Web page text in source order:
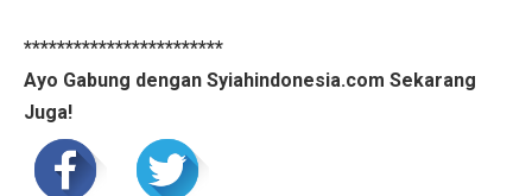
************************
Ayo Gabung dengan Syiahindonesia.com Sekarang
Juga!